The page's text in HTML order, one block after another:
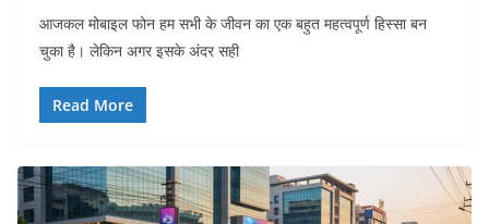
आजकल मोबाइल फोन हम सभी के जीवन का एक बहुत महत्वपूर्ण हिस्सा बन
चुका है। लेकिन अगर इसके अंदर सही
Read More